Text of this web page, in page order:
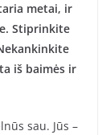
metai, ir
Stiprinkite
iš baimės ir
sau. Jūs –